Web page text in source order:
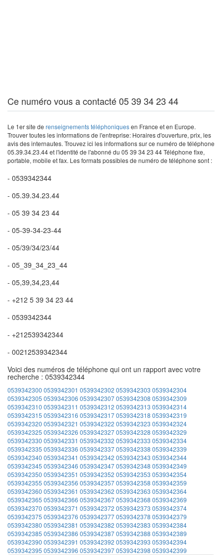
Ce numéro vous a contacté 05 39 34 23 44
Le 1er site de renseignements téléphoniquesen France et en Europe.
Trouver toutes les informations de l'entreprise: Horaires d'ouverture, prix, les
avis des internautes. Trouvez ici les informations sur ce numéro de téléphone
05.39.34.23.44 et l'identité de l'abonné du 05 39 34 23 44 Téléphone fixe,
portable, mobile et fax. Les formats possibles de numéro de téléphone sont :
- 0539342344
- 05.39.34.23.44
- 05 39 34 23 44
- 05-39-34-23-44
- 05/39/34/23/44
- 05_39_34_23_44
- 05,39,34,23,44
- +212 5 39 34 23 44
- 0539342344
- +212539342344
- 00212539342344
Voici des numéros de téléphone qui ont un rapport avec votre
recherche : 0539342344
0539342300 0539342301 0539342302 0539342303 0539342304
0539342305 0539342306 05393423070539342308 0539342309
0539342310 0539342311 0539342312 0539342313 0539342314
0539342315 0539342316 05393423170539342318 0539342319
0539342320 0539342321 0539342322 0539342323 0539342324
0539342325 0539342326 05393423270539342328 0539342329
0539342330 0539342331 0539342332 0539342333 0539342334
0539342335 0539342336 05393423370539342338 0539342339
0539342340 0539342341 0539342342 0539342343 0539342344
0539342345 0539342346 05393423470539342348 0539342349
0539342350 0539342351 0539342352 0539342353 0539342354
0539342355 0539342356 05393423570539342358 0539342359
0539342360 0539342361 0539342362 0539342363 0539342364
0539342365 0539342366 05393423670539342368 0539342369
0539342370 0539342371 0539342372 0539342373 0539342374
0539342375 0539342376 05393423770539342378 0539342379
0539342380 0539342381 0539342382 0539342383 0539342384
0539342385 0539342386 05393423870539342388 0539342389
0539342390 0539342391 0539342392 0539342393 0539342394
0539342395 0539342396 05393423970539342398 0539342399